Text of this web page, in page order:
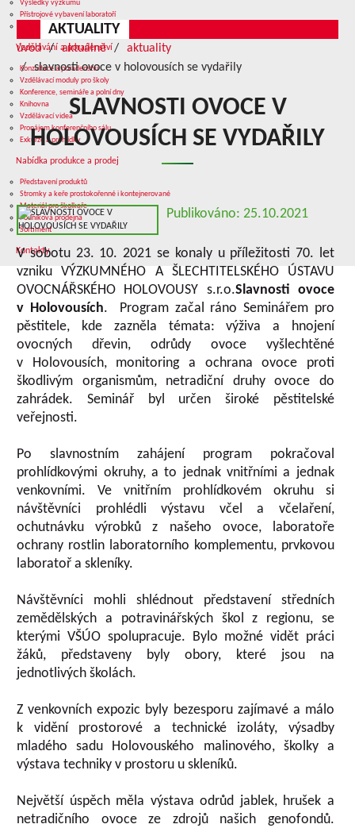
Výsledky výzkumu
Přístrojové vybavení laboratoří
Služby v oblasti výzkumu
Vzdělávání a poradenství
Konzultace a poradenství
Vzdělávací moduly pro školy
Konference, semináře a polní dny
Knihovna
Vzdělávací videa
Pronájem konferenčního sálu
Exkurze a prohlídky
Nabídka produkce a prodej
Představení produktů
Stromky a keře prostokořenné i kontejnerované
Materiál pro školkaře
Podniková prodejna
Sortiment
Kontakty
AKTUALITY
úvod aktuálně
aktuality
slavnosti ovoce v holovousích se vydařily
SLAVNOSTI OVOCE V
HOLOVOUSÍCH SE VYDAŘILY
Publikováno: 25.10.2021
V sobotu 23. 10. 2021 se konaly u příležitosti 70. let
vzniku VÝZKUMNÉHO A ŠLECHTITELSKÉHO ÚSTAVU
OVOCNÁŘSKÉHO HOLOVOUSY s.r.o.Slavnosti ovoce
v Holovousích. Program začal ráno Seminářem pro
pěstitele, kde zazněla témata: výživa a hnojení
ovocných dřevin, odrůdy ovoce vyšlechtěné
v Holovousích, monitoring a ochrana ovoce proti
škodlivým organismům, netradiční druhy ovoce do
zahrádek. Seminář byl určen široké pěstitelské
veřejnosti.
Po slavnostním zahájení program pokračoval
prohlídkovými okruhy, a to jednak vnitřními a jednak
venkovními. Ve vnitřním prohlídkovém okruhu si
návštěvníci prohlédli výstavu včel a včelaření,
ochutnávku výrobků z našeho ovoce, laboratoře
ochrany rostlin laboratorního komplementu, prvkovou
laboratoř a skleníky.
Návštěvníci mohli shlédnout představení středních
zemědělských a potravinářských škol z regionu, se
kterými VŠÚO spolupracuje. Bylo možné vidět práci
žáků, představeny byly obory, které jsou na
jednotlivých školách.
Z venkovních expozic byly bezesporu zajímavé a málo
k vidění prostorové a technické izoláty, výsadby
mladého sadu Holovouského malinového, školky a
výstava techniky v prostoru u skleníků.
Největší úspěch měla výstava odrůd jablek, hrušek a
netradičního ovoce ze zdrojů našich genofondů.